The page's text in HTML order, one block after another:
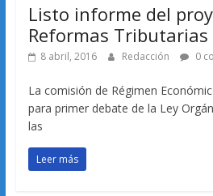
Listo informe del
Reformas Tributarias
8 abril, 2016 Redacción 0
La comisión de Régimen
para primer debate de la Ley
las
Leer más